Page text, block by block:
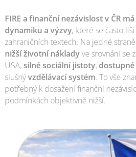
FIRE a finanční nezávislost v ČR
dynamiku a výzvy, které se často
zahraničních textech. Na jedné
nižší životní nákladyve srovnání se
USA,silné sociální jistoty,
slušnývzdělávací systém. To vše
potřebný k dosažení finanční
podmínkách objektivně nižší.